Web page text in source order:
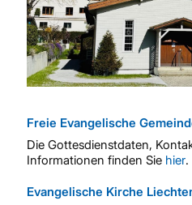
Freie Evangelische
Die Gottesdienstdaten,
Informationen finden Sie hier.
Evangelische Kirche